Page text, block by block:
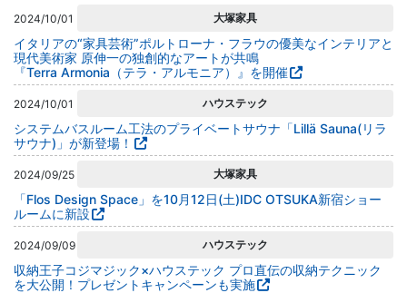
2024/10/01 大塚家具
イタリアの“家具芸術”ポルトローナ・フラウの優美なインテリアと
現代美術家 原伸一の独創的なアートが共鳴
『Terra Armonia（テラ・アルモニア）』を開催
2024/10/01 ハウステック
システムバスルーム工法のプライベートサウナ「Lillä Sauna(リラ
サウナ)」が新登場！
2024/09/25 大塚家具
「Flos Design Space」を10月12日(土)IDC OTSUKA新宿ショー
ルームに新設
2024/09/09 ハウステック
収納王子コジマジック×ハウステック プロ直伝の収納テクニック
を大公開！プレゼントキャンペーンも実施